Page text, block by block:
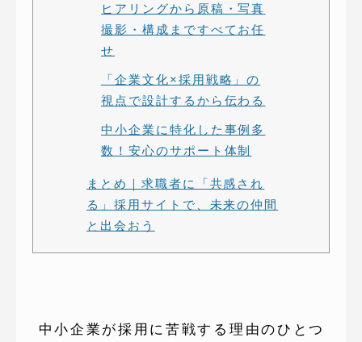
ヒアリングから原稿・写真
撮影・構成まですべてお任
せ
「企業文化×採用戦略」の
視点で設計するから伝わる
中小企業に特化した事例多
数！安心のサポート体制
まとめ｜求職者に「共感され
る」採用サイトで、未来の仲間
と出会おう
中小企業が採用に苦戦する理由のひとつ